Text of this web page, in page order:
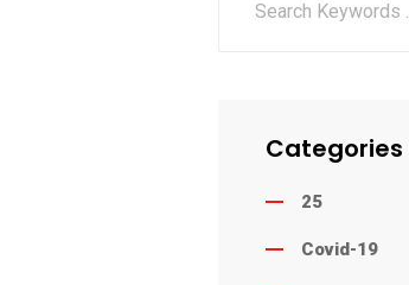
Categories
25
Covid-19